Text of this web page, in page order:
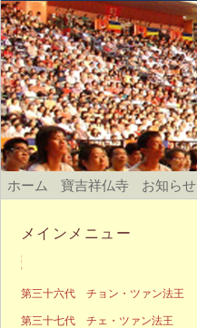
ホーム 寶吉祥仏寺 お知らせ
メインメニュー
第三十六代 チョン・ツァン法王
第三十七代 チェ・ツァン法王